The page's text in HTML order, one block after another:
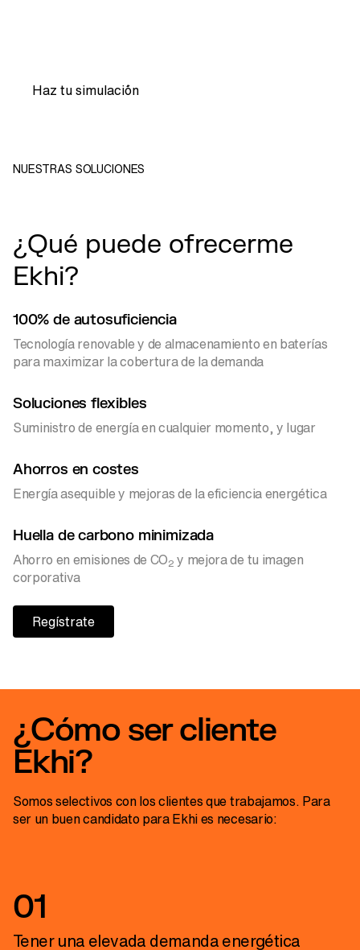
Haz tu simulaci´ón
NUESTRAS SOLUCIONES
¿Qué puede ofrecerme
Ekhi?
100% de autosuficiencia
Tecnología renovable y de almacenamiento en baterías
para maximizar la cobertura de la demanda
Soluciones flexibles
Suministro de energía en cualquier momento, y lugar
Ahorros en costes
Energía asequible y mejoras de la eficiencia energética
Huella de carbono minimizada
Ahorro en emisiones de CO2 y mejora de tu imagen
corporativa
Regístrate
¿Cómo ser cliente
Ekhi?
Somos selectivos con los clientes que trabajamos. Para
ser un buen candidato para Ekhi es necesario:
01
Tener una elevada demanda energética